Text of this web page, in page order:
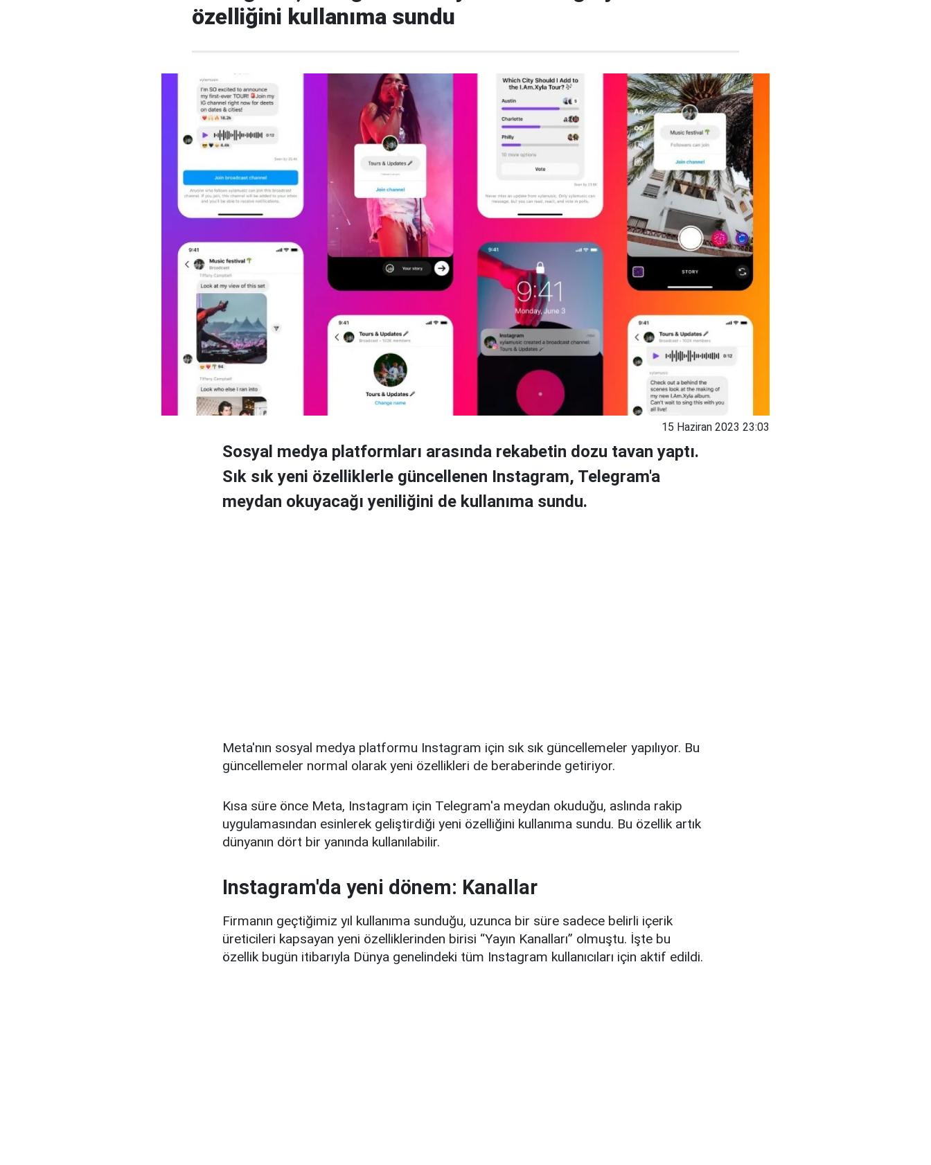
özelliğini kullanıma sundu
15 Haziran 2023 23:03
Sosyal medya platformları arasında rekabetin dozu tavan yaptı.
Sık sık yeni özelliklerle güncellenen Instagram, Telegram'a
meydan okuyacağı yeniliğini de kullanıma sundu.
Meta'nın sosyal medya platformu Instagram için sık sık güncellemeler yapılıyor. Bu
güncellemeler normal olarak yeni özellikleri de beraberinde getiriyor.
Kısa süre önce Meta, Instagram için Telegram'a meydan okuduğu, aslında rakip
uygulamasından esinlerek geliştirdiği yeni özelliğini kullanıma sundu. Bu özellik artık
dünyanın dört bir yanında kullanılabilir.
Instagram'da yeni dönem: Kanallar
Firmanın geçtiğimiz yıl kullanıma sunduğu, uzunca bir süre sadece belirli içerik
üreticileri kapsayan yeni özelliklerinden birisi “Yayın Kanalları” olmuştu. İşte bu
özellik bugün itibarıyla Dünya genelindeki tüm Instagram kullanıcıları için aktif edildi.